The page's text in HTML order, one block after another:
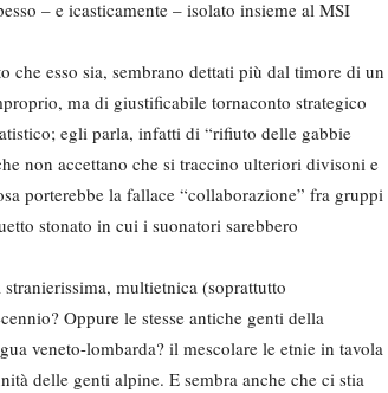
– e icasticamente – isolato insieme al MSI
esso sia, sembrano dettati più dal timore di un
ma di giustificabile tornaconto strategico
egli parla, infatti di “rifiuto delle gabbie
non accettano che si traccino ulteriori divisoni e
porterebbe la fallace “collaborazione” fra gruppi
stonato in cui i suonatori sarebbero
multietnica (soprattutto
Oppure le stesse antiche genti della
veneto-lombarda? il mescolare le etnie in tavola
delle genti alpine. E sembra anche che ci stia